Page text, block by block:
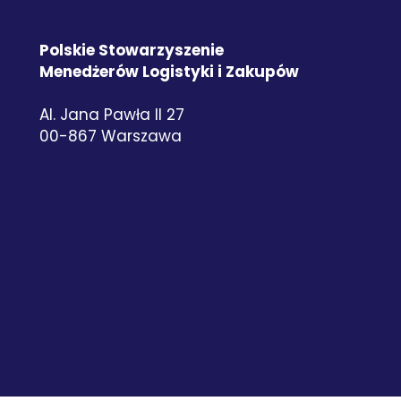
Polskie Stowarzyszenie
Menedżerów Logistyki i Zakupów
Al. Jana Pawła II 27
00-867 Warszawa